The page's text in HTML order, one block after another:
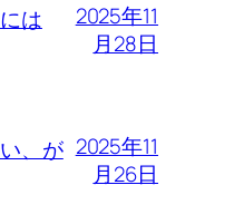
は
2025年11
月28日
、が 2025年11
月26日